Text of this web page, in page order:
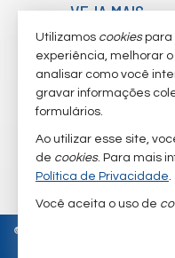
VEJA MAIS
receba nosso
indicadores
imóveis
mapa de
©
Utilizamos cookiespara
experiência, melhorar
analisar como você
gravar informações
formulários.
Ao utilizar esse site,
de cookies. Para mais
Política de Privacidade.
Você aceita o uso de